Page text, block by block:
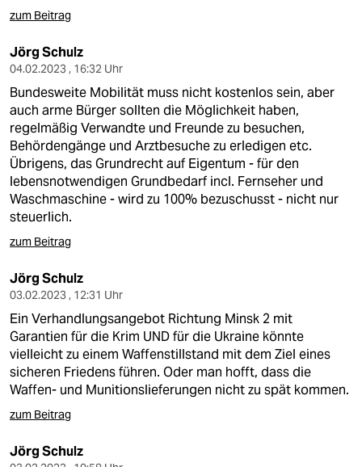
zum Beitrag
Jörg Schulz
04.02.2023 , 16:32 Uhr
Bundesweite Mobilität muss nicht kostenlos sein, aber
auch arme Bürger sollten die Möglichkeit haben,
regelmäßig Verwandte und Freunde zu besuchen,
Behördengänge und Arztbesuche zu erledigen etc.
Übrigens, das Grundrecht auf Eigentum - für den
lebensnotwendigen Grundbedarf incl. Fernseher und
Waschmaschine - wird zu 100% bezuschusst - nicht nur
steuerlich.
zum Beitrag
Jörg Schulz
03.02.2023 , 12:31 Uhr
Ein Verhandlungsangebot Richtung Minsk 2 mit
Garantien für die Krim UND für die Ukraine könnte
vielleicht zu einem Waffenstillstand mit dem Ziel eines
sicheren Friedens führen. Oder man hofft, dass die
Waffen- und Munitionslieferungen nicht zu spät kommen.
zum Beitrag
Jörg Schulz